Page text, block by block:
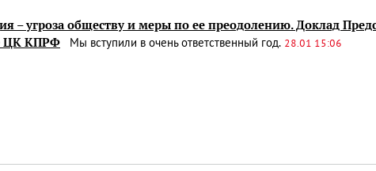
– угроза обществу и меры по ее преодолению. Доклад
ЦК КПРФ Мы вступили в очень ответственный год. 28.01 15:06